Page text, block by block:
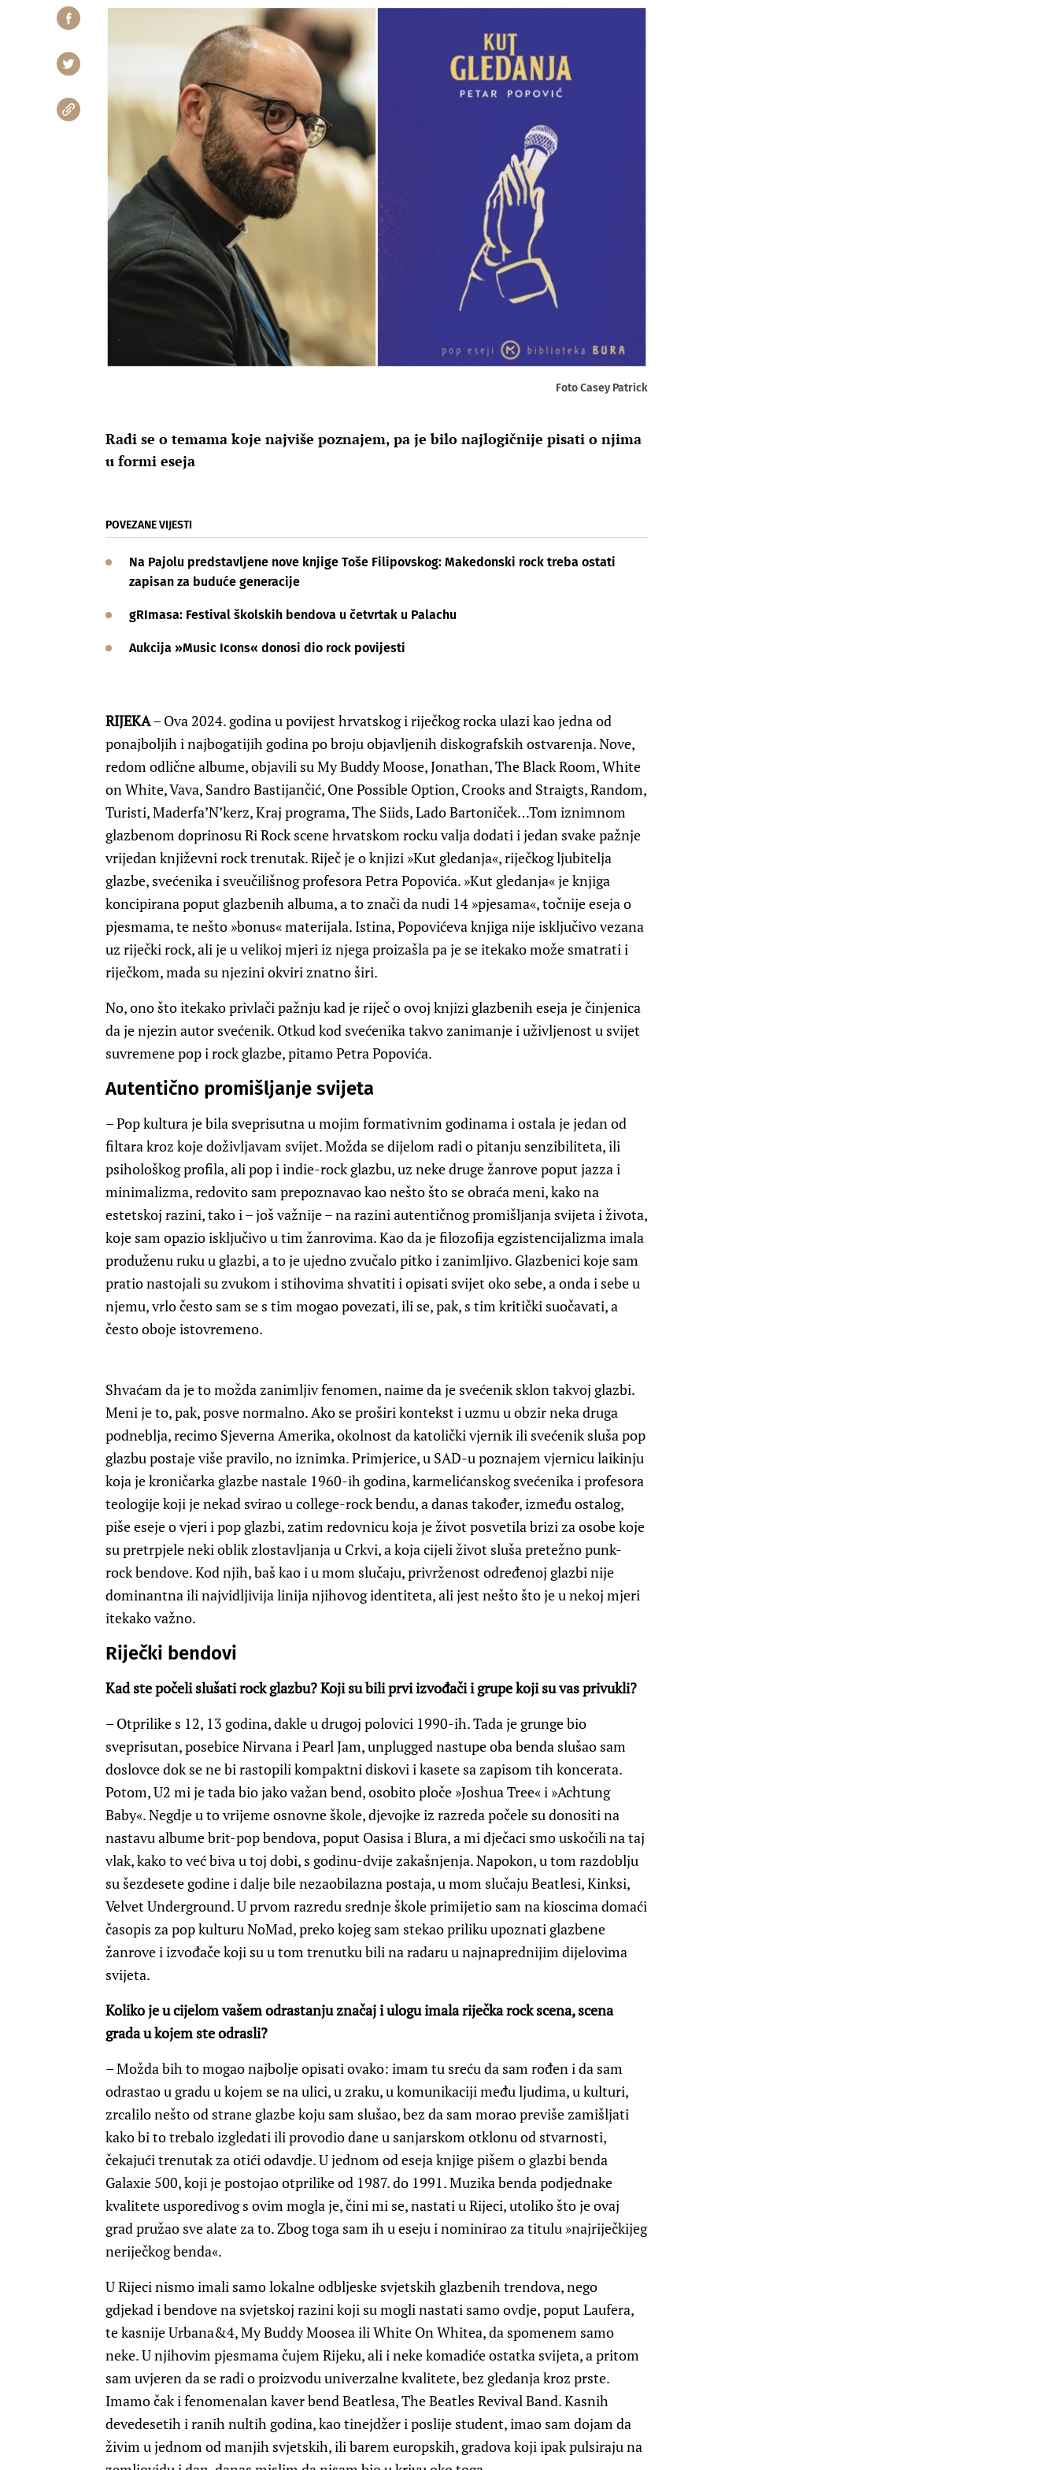
Foto Casey Patrick
Radi se o temama koje najviše poznajem, pa je bilo najlogičnije pisati o njima
u formi eseja
POVEZANE VIJESTI
Na Pajolu predstavljene nove knjige Toše Filipovskog: Makedonski rock treba ostati
zapisan za buduće generacije
gRImasa: Festival školskih bendova u četvrtak u Palachu
Aukcija »Music Icons« donosi dio rock povijesti
RIJEKA– Ova 2024. godina u povijest hrvatskog i riječkog rocka ulazi kao jedna od
ponajboljih i najbogatijih godina po broju objavljenih diskografskih ostvarenja. Nove,
redom odlične albume, objavili su My Buddy Moose, Jonathan, The Black Room, White
on White, Vava, Sandro Bastijančić, One Possible Option, Crooks and Straigts, Random,
Turisti, Maderfa’N’kerz, Kraj programa, The Siids, Lado Bartoniček…Tom iznimnom
glazbenom doprinosu Ri Rock scene hrvatskom rocku valja dodati i jedan svake pažnje
vrijedan književni rock trenutak. Riječ je o knjizi »Kut gledanja«, riječkog ljubitelja
glazbe, svećenika i sveučilišnog profesora Petra Popovića. »Kut gledanja« je knjiga
koncipirana poput glazbenih albuma, a to znači da nudi 14 »pjesama«, točnije eseja o
pjesmama, te nešto »bonus« materijala. Istina, Popovićeva knjiga nije isključivo vezana
uz riječki rock, ali je u velikoj mjeri iz njega proizašla pa je se itekako može smatrati i
riječkom, mada su njezini okviri znatno širi.
No, ono što itekako privlači pažnju kad je riječ o ovoj knjizi glazbenih eseja je činjenica
da je njezin autor svećenik. Otkud kod svećenika takvo zanimanje i uživljenost u svijet
suvremene pop i rock glazbe, pitamo Petra Popovića.
Autentično promišljanje svijeta
– Pop kultura je bila sveprisutna u mojim formativnim godinama i ostala je jedan od
filtara kroz koje doživljavam svijet. Možda se dijelom radi o pitanju senzibiliteta, ili
psihološkog profila, ali pop i indie-rock glazbu, uz neke druge žanrove poput jazza i
minimalizma, redovito sam prepoznavao kao nešto što se obraća meni, kako na
estetskoj razini, tako i – još važnije – na razini autentičnog promišljanja svijeta i života,
koje sam opazio isključivo u tim žanrovima. Kao da je filozofija egzistencijalizma imala
produženu ruku u glazbi, a to je ujedno zvučalo pitko i zanimljivo. Glazbenici koje sam
pratio nastojali su zvukom i stihovima shvatiti i opisati svijet oko sebe, a onda i sebe u
njemu, vrlo često sam se s tim mogao povezati, ili se, pak, s tim kritički suočavati, a
često oboje istovremeno.
Shvaćam da je to možda zanimljiv fenomen, naime da je svećenik sklon takvoj glazbi.
Meni je to, pak, posve normalno. Ako se proširi kontekst i uzmu u obzir neka druga
podneblja, recimo Sjeverna Amerika, okolnost da katolički vjernik ili svećenik sluša pop
glazbu postaje više pravilo, no iznimka. Primjerice, u SAD-u poznajem vjernicu laikinju
koja je kroničarka glazbe nastale 1960-ih godina, karmelićanskog svećenika i profesora
teologije koji je nekad svirao u college-rock bendu, a danas također, između ostalog,
piše eseje o vjeri i pop glazbi, zatim redovnicu koja je život posvetila brizi za osobe koje
su pretrpjele neki oblik zlostavljanja u Crkvi, a koja cijeli život sluša pretežno punk-
rock bendove. Kod njih, baš kao i u mom slučaju, privrženost određenoj glazbi nije
dominantna ili najvidljivija linija njihovog identiteta, ali jest nešto što je u nekoj mjeri
itekako važno.
Riječki bendovi
Kad ste počeli slušati rock glazbu? Koji su bili prvi izvođači i grupe koji su vas privukli?
– Otprilike s 12, 13 godina, dakle u drugoj polovici 1990-ih. Tada je grunge bio
sveprisutan, posebice Nirvana i Pearl Jam, unplugged nastupe oba benda slušao sam
doslovce dok se ne bi rastopili kompaktni diskovi i kasete sa zapisom tih koncerata.
Potom, U2 mi je tada bio jako važan bend, osobito ploče »Joshua Tree« i »Achtung
Baby«. Negdje u to vrijeme osnovne škole, djevojke iz razreda počele su donositi na
nastavu albume brit-pop bendova, poput Oasisa i Blura, a mi dječaci smo uskočili na taj
vlak, kako to već biva u toj dobi, s godinu-dvije zakašnjenja. Napokon, u tom razdoblju
su šezdesete godine i dalje bile nezaobilazna postaja, u mom slučaju Beatlesi, Kinksi,
Velvet Underground. U prvom razredu srednje škole primijetio sam na kioscima domaći
časopis za pop kulturu NoMad, preko kojeg sam stekao priliku upoznati glazbene
žanrove i izvođače koji su u tom trenutku bili na radaru u najnaprednijim dijelovima
svijeta.
Koliko je u cijelom vašem odrastanju značaj i ulogu imala riječka rock scena, scena
grada u kojem ste odrasli?
– Možda bih to mogao najbolje opisati ovako: imam tu sreću da sam rođen i da sam
odrastao u gradu u kojem se na ulici, u zraku, u komunikaciji među ljudima, u kulturi,
zrcalilo nešto od strane glazbe koju sam slušao, bez da sam morao previše zamišljati
kako bi to trebalo izgledati ili provodio dane u sanjarskom otklonu od stvarnosti,
čekajući trenutak za otići odavdje. U jednom od eseja knjige pišem o glazbi benda
Galaxie 500, koji je postojao otprilike od 1987. do 1991. Muzika benda podjednake
kvalitete usporedivog s ovim mogla je, čini mi se, nastati u Rijeci, utoliko što je ovaj
grad pružao sve alate za to. Zbog toga sam ih u eseju i nominirao za titulu »najriječkijeg
neriječkog benda«.
U Rijeci nismo imali samo lokalne odbljeske svjetskih glazbenih trendova, nego
gdjekad i bendove na svjetskoj razini koji su mogli nastati samo ovdje, poput Laufera,
te kasnije Urbana&4, My Buddy Moosea ili White On Whitea, da spomenem samo
neke. U njihovim pjesmama čujem Rijeku, ali i neke komadiće ostatka svijeta, a pritom
sam uvjeren da se radi o proizvodu univerzalne kvalitete, bez gledanja kroz prste.
Imamo čak i fenomenalan kaver bend Beatlesa, The Beatles Revival Band. Kasnih
devedesetih i ranih nultih godina, kao tinejdžer i poslije student, imao sam dojam da
živim u jednom od manjih svjetskih, ili barem europskih, gradova koji ipak pulsiraju na